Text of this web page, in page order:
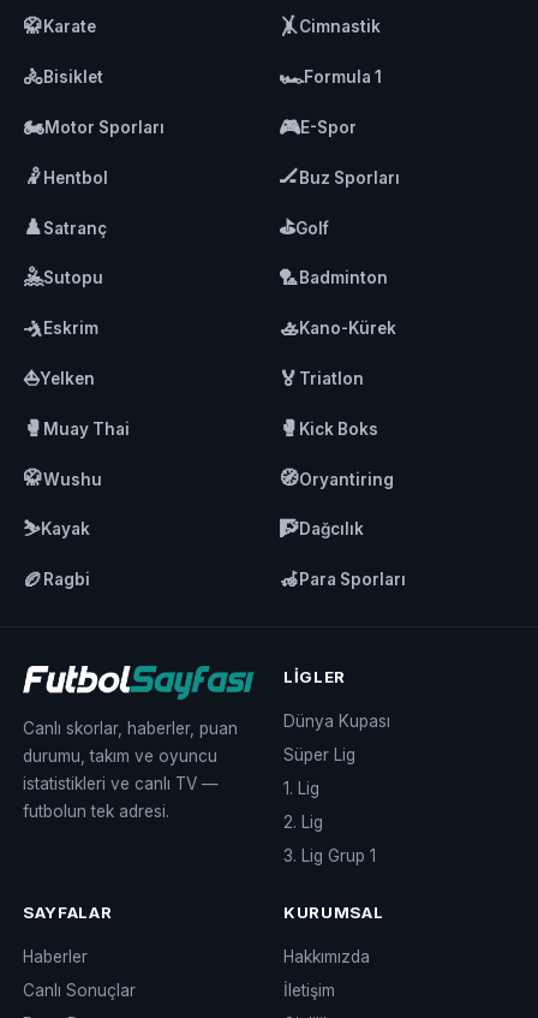
🥋Karate 🤸Cimnastik
🚴Bisiklet 🏎️Formula 1
🏍️Motor Sporları 🎮E-Spor
🤾 Hentbol 🏒Buz Sporları
♟️Satranç ⛳Golf
🤽Sutopu 🏸Badminton
🤺Eskrim 🚣Kano-Kürek
⛵Yelken 🏅 Triatlon
🥊 Muay Thai 🥊 Kick Boks
🥋Wushu 🧭Oryantiring
⛷️Kayak 🧗Dağcılık
🏉 Ragbi 🦽Para Sporları
Canlı skorlar, haberler, puan
durumu, takım ve oyuncu
istatistikleri ve canlı TV —
futbolun tek adresi.
LIGLER
Dünya Kupası
Süper Lig
1. Lig
2. Lig
3. Lig Grup 1
SAYFALAR
Haberler
Canlı Sonuçlar
KURUMSAL
Hakkımızda
İletişim